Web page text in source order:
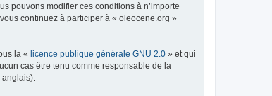
pouvons modifier ces conditions à n’importe
continuez à participer à « oleocene.org »
la « licence publique générale GNU 2.0 » et qui
cas être tenu comme responsable de la
anglais).